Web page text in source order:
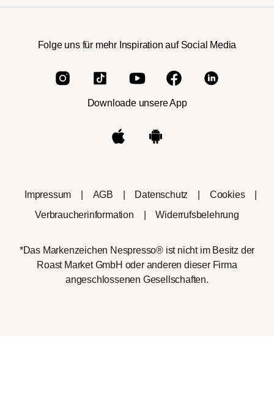
Folge uns für mehr Inspiration auf Social Media
Downloade unsere App
Impressum AGB Datenschutz Cookies
Verbraucherinformation
Widerrufsbelehrung
*Das Markenzeichen Nespresso® ist nicht im Besitz der
Roast Market GmbH oder anderen dieser Firma
angeschlossenen Gesellschaften.